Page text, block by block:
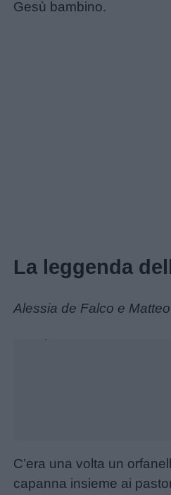
Home
Gesù bambino.
La leggenda
Alessia de Falco e
C’era una volta un
capanna insieme ai